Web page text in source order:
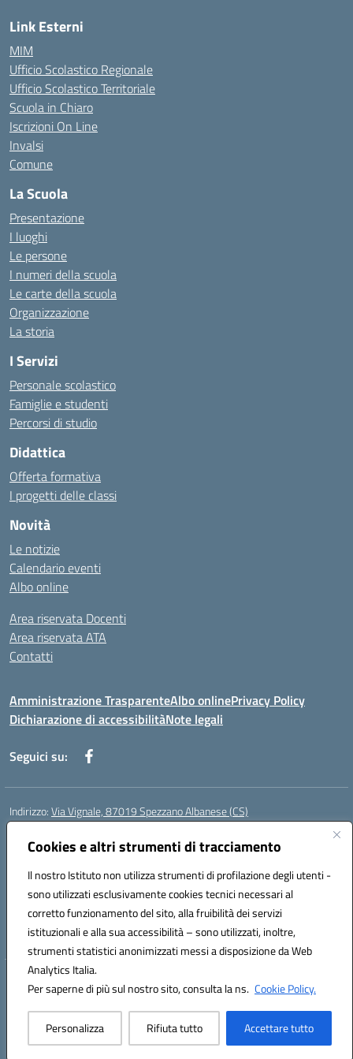
Cookies e altri strumenti di tracciamento
Il nostro Istituto non utilizza strumenti di profilazione degli utenti -
sono utilizzati esclusivamente cookies tecnici necessari al
corretto funzionamento del sito, alla fruibilità dei servizi
istituzionali e alla sua accessibilità – sono utilizzati, inoltre,
strumenti statistici anonimizzati messi a disposizione da Web
Analytics Italia.
Per saperne di più sul nostro sito, consulta la ns. Cookie Policy.
Personalizza Rifiuta tutto Accettare tutto
Link Esterni
MIM
Ufficio Scolastico Regionale
Ufficio Scolastico Territoriale
Scuola in Chiaro
Iscrizioni On Line
Invalsi
Comune
La Scuola
Presentazione
I luoghi
Le persone
I numeri della scuola
Le carte della scuola
Organizzazione
La storia
I Servizi
Personale scolastico
Famiglie e studenti
Percorsi di studio
Didattica
Offerta formativa
I progetti delle classi
Novità
Le notizie
Calendario eventi
Albo online
Area riservata Docenti
Area riservata ATA
Contatti
Amministrazione TrasparenteAlbo onlinePrivacy Policy
Dichiarazione di accessibilitàNote legali
Seguici su:
Indirizzo:Via Vignale, 87019 Spezzano Albanese (CS)
Centralino:
Posta elettronica certificata (PEC):csic878003@pec.istruzione.it
Codice fiscale: 94018300783
Codice meccanografico:CSIC878003
Codice Indice delle Pubbliche Amministrazioni (IPA): istsc_csic878003
Codice unico di fatturazione (CUF): UFK2HU
Hosting & Powered by 3D Solution S.r.l.
Concept & Design by Designers Italia